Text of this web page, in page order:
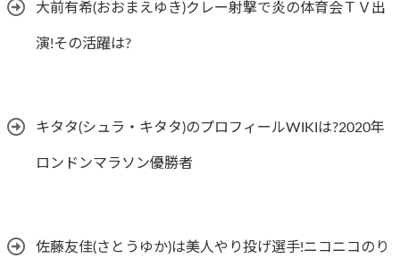
大前有希(おおまえゆき)クレー射撃で炎の体育会ＴＶ出
演!その活躍は?
キタタ(シュラ・キタタ)のプロフィールWIKIは?2020年
ロンドンマラソン優勝者
佐藤友佳(さとうゆか)は美人やり投げ選手!ニコニコのり